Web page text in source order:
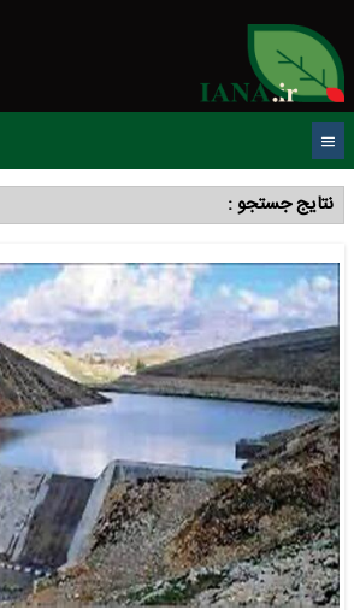
نتایج جستجو :